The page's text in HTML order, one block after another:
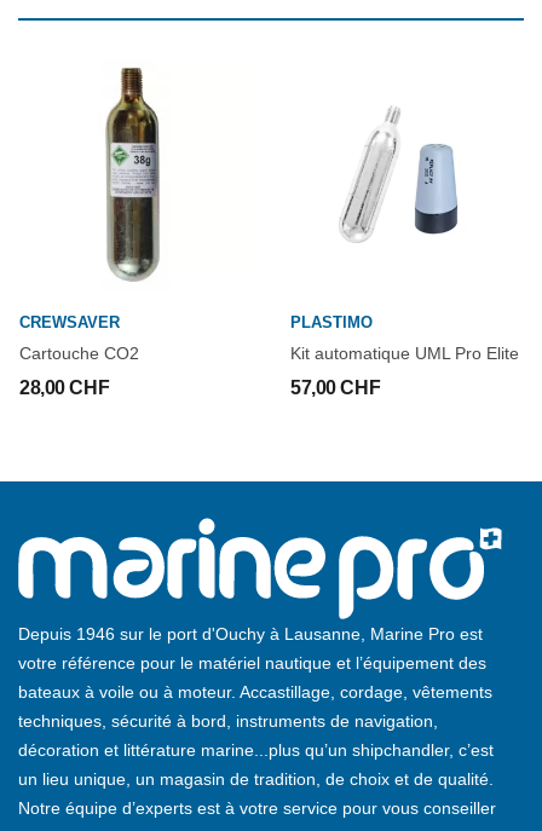
CREWSAVER
Cartouche CO2
28,00 CHF
PLASTIMO
Kit automatique UML Pro Elite
57,00 CHF
Depuis 1946 sur le port d'Ouchy à Lausanne, Marine Pro est
votre référence pour le matériel nautique et l’équipement des
bateaux à voile ou à moteur. Accastillage, cordage, vêtements
techniques, sécurité à bord, instruments de navigation,
décoration et littérature marine...plus qu’un shipchandler, c’est
un lieu unique, un magasin de tradition, de choix et de qualité.
Notre équipe d’experts est à votre service pour vous conseiller